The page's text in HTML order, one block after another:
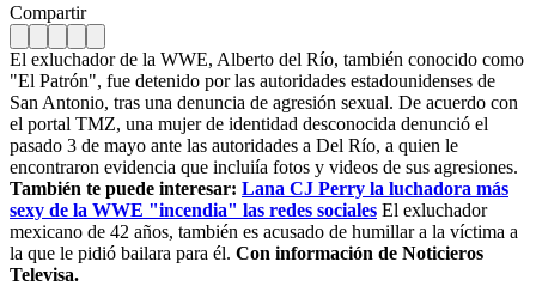
Compartir
El exluchador de la WWE, Alberto del Río, también conocido como
"El Patrón", fue detenido por las autoridades estadounidenses de
San Antonio, tras una denuncia de agresión sexual. De acuerdo con
el portal TMZ, una mujer de identidad desconocida denunció el
pasado 3 de mayo ante las autoridades a Del Río, a quien le
encontraron evidencia que incluiía fotos y videos de sus agresiones.
También te puede interesar: Lana CJ Perry la luchadora más
sexy de la WWE "incendia" las redes sociales El exluchador
mexicano de 42 años, también es acusado de humillar a la víctima a
la que le pidió bailara para él. Con información de Noticieros
Televisa.